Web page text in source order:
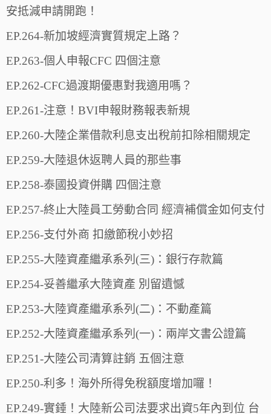
安抵減申請開跑！
EP.264-新加坡經濟實質規定上路？
EP.263-個人申報CFC 四個注意
EP.262-CFC過渡期優惠對我適用嗎？
EP.261-注意！BVI申報財務報表新規
EP.260-大陸企業借款利息支出稅前扣除相關規定
EP.259-大陸退休返聘人員的那些事
EP.258-泰國投資併購 四個注意
EP.257-終止大陸員工勞動合同 經濟補償金如何支付
EP.256-支付外商 扣繳節稅小妙招
EP.255-大陸資產繼承系列(三)：銀行存款篇
EP.254-妥善繼承大陸資產 別留遺憾
EP.253-大陸資產繼承系列(二)：不動產篇
EP.252-大陸資產繼承系列(一)：兩岸文書公證篇
EP.251-大陸公司清算註銷 五個注意
EP.250-利多！海外所得免稅額度增加囉！
EP.249-實錘！大陸新公司法要求出資5年內到位 台